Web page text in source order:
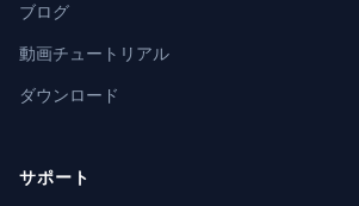
ブログ
動画チュートリアル
ダウンロード
サポート